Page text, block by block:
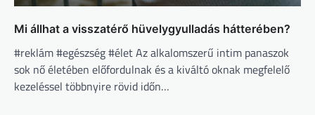
Mi állhat a visszatérő hüvelygyulladás hátterében?
#reklám #egészség #élet Az alkalomszerű intim panaszok
sok nő életében előfordulnak és a kiváltó oknak megfelelő
kezeléssel többnyire rövid időn…